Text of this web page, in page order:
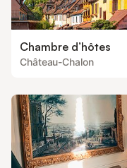
Chambre d’hôtes
Château-Chalon